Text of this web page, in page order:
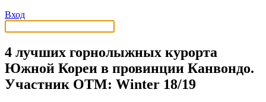
Вход
4 лучших горнолыжных курорта
Южной Кореи в провинции Канвондо.
Участник OTM: Winter 18/19